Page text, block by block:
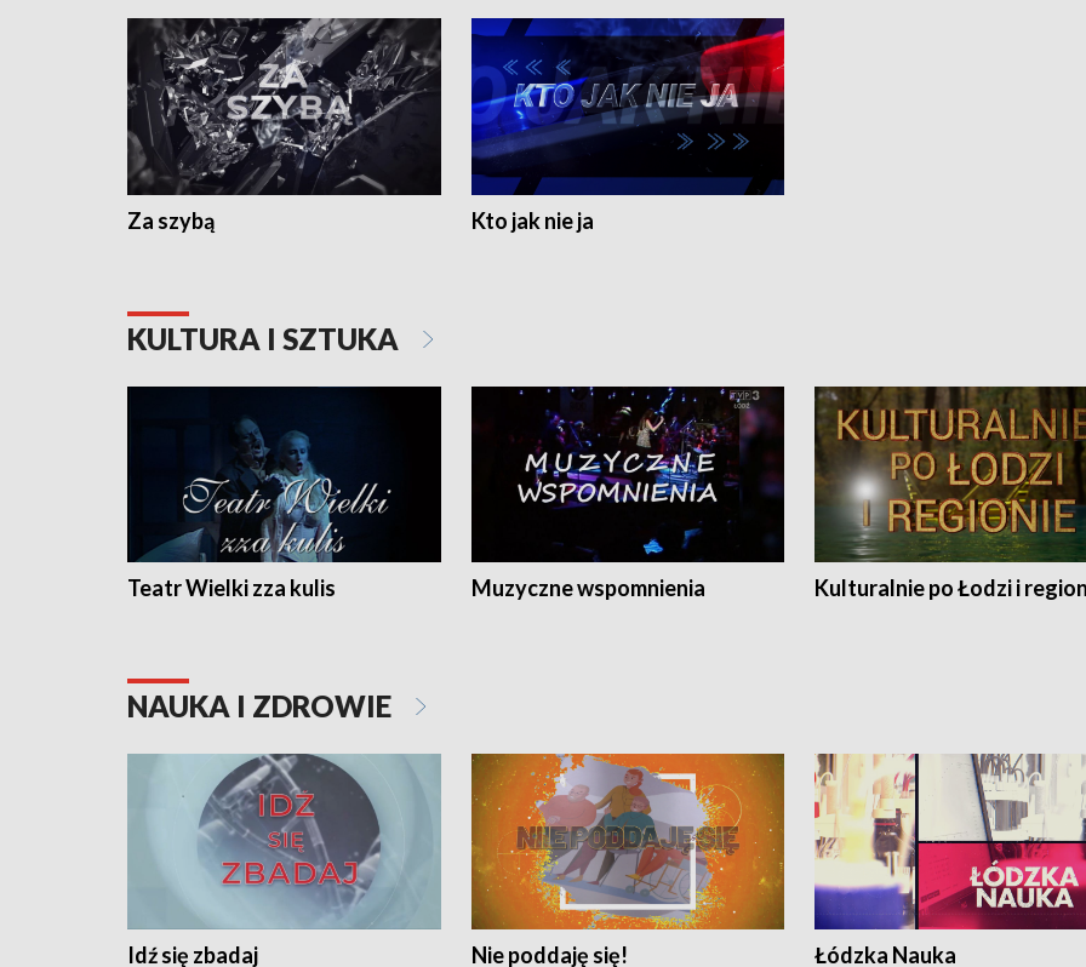
Za szybą Kto jak nie ja
KULTURA I SZTUKA
Teatr Wielki zza kulis Muzyczne wspomnienia Kulturalnie po Łodzi i
NAUKA I ZDROWIE
Idź się zbadaj Nie poddaję się! Łódzka Nauka